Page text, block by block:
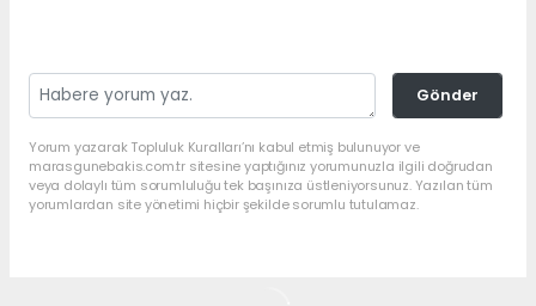
Gönder
Yorum yazarak Topluluk Kuralları’nı kabul etmiş bulunuyor ve
marasgunebakis.com.tr sitesine yaptığınız yorumunuzla ilgili doğrudan
veya dolaylı tüm sorumluluğu tek başınıza üstleniyorsunuz. Yazılan tüm
yorumlardan site yönetimi hiçbir şekilde sorumlu tutulamaz.